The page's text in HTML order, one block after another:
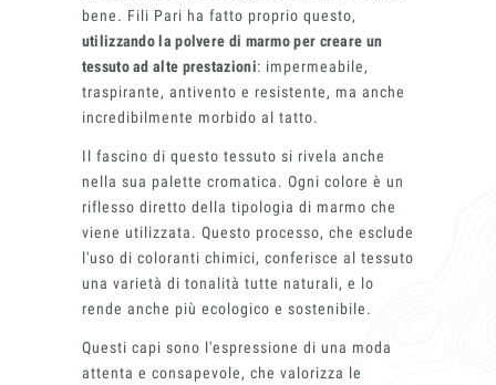
Finiture
bene. Fili Pari ha fatto proprio questo,
utilizzando la polvere di marmo per creare un
tessuto ad alte prestazioni: impermeabile,
traspirante, antivento e resistente, ma anche
incredibilmente morbido al tatto.
Il fascino di questo tessuto si rivela anche
nella sua palette cromatica. Ogni colore è un
riflesso diretto della tipologia di marmo che
viene utilizzata. Questo processo, che esclude
l'uso di coloranti chimici, conferisce al tessuto
una varietà di tonalità tutte naturali, e lo
rende anche più ecologico e sostenibile.
Questi capi sono l'espressione di una moda
attenta e consapevole, che valorizza le